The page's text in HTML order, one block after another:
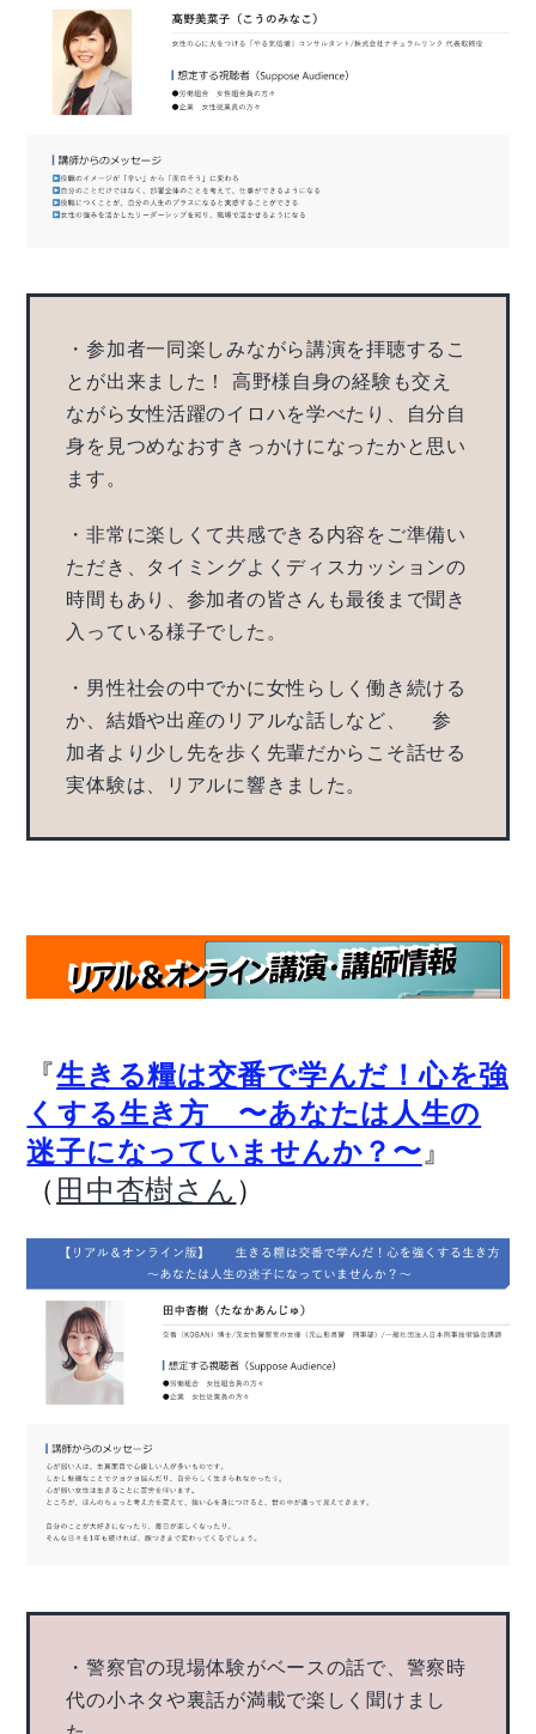
・参加者一同楽しみながら講演を拝聴するこ
とが出来ました！ 高野様自身の経験も交え
ながら女性活躍のイロハを学べたり、自分自
身を見つめなおすきっかけになったかと思い
ます。
・非常に楽しくて共感できる内容をご準備い
ただき、タイミングよくディスカッションの
時間もあり、参加者の皆さんも最後まで聞き
入っている様子でした。
・男性社会の中でかに女性らしく働き続ける
か、結婚や出産のリアルな話しなど、 参
加者より少し先を歩く先輩だからこそ話せる
実体験は、リアルに響きました。
『生きる糧は交番で学んだ！心を強
くする生き方 〜あなたは人生の
迷子になっていませんか？〜』
（ 田中杏樹さん ）
・警察官の現場体験がベースの話で、警察時
代の小ネタや裏話が満載で楽しく聞けまし